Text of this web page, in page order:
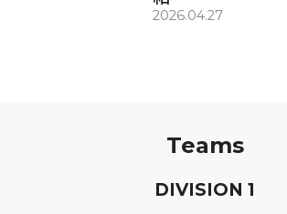
2026.04.27
Teams
DIVISION 1